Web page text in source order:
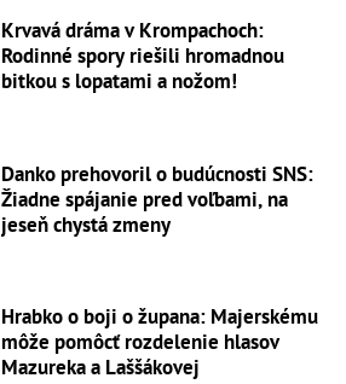
Krvavá dráma v Krompachoch:
Rodinné spory riešili hromadnou
bitkou s lopatami a nožom!
Danko prehovoril o budúcnosti SNS:
Žiadne spájanie pred voľbami, na
jeseň chystá zmeny
Hrabko o boji o župana: Majerskému
môže pomôcť rozdelenie hlasov
Mazureka a Laššákovej